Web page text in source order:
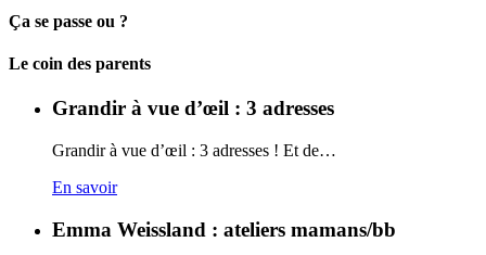
Ça se passe ou ?
Carto
Le coin des parents
Grandir à vue d’œil : 3 adresses
Grandir à vue d’œil : 3 adresses ! Et de…
En savoir
Emma Weissland : ateliers mamans/bb